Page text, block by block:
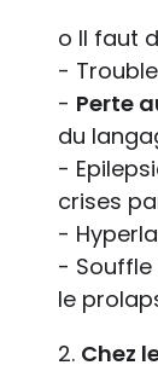
o Il faut
-
- Perte
du
-
crises
-
-
le
2. Chez